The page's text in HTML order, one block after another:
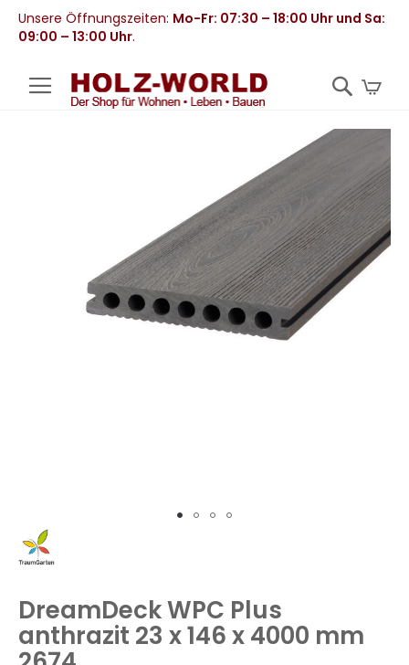
Unsere Öffnungszeiten: Mo-Fr: 07:30 – 18:00 Uhr und Sa:
09:00 – 13:00 Uhr.
Zum
Anfang
springen
DreamDeck WPC Plus
anthrazit 23 x 146 x 4000 mm